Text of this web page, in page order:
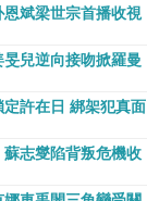
恩斌梁世宗首播收視
旻兒逆向接吻掀羅曼
定許在日 綁架犯真面
蘇志燮陷背叛危機收